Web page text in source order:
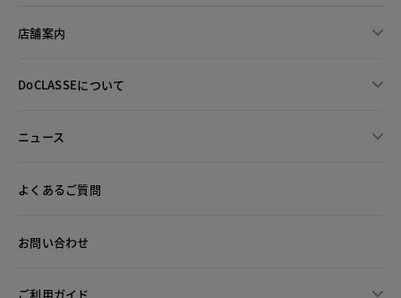
店舗案内
DoCLASSEについて
ニュース
よくあるご質問
お問い合わせ
ご利用ガイド